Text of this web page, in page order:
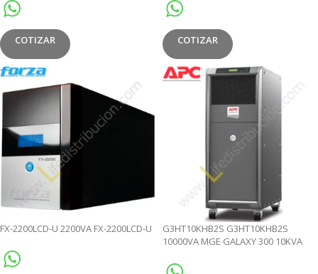
COTIZAR COTIZAR
FX-2200LCD-U 2200VA FX-2200LCD-U
G3HT10KHB2S G3HT10KHB2S
10000VA MGE GALAXY 300 10KVA
START-UP 5X